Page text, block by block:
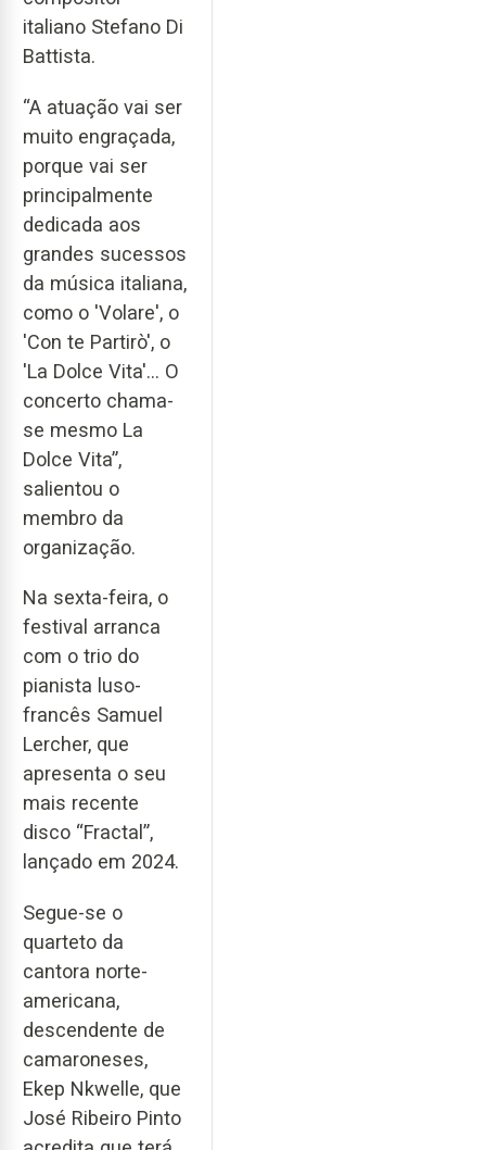
italiano Stefano Di
Battista.
“A atuação vai ser
muito engraçada,
porque vai ser
principalmente
dedicada aos
grandes sucessos
da música italiana,
como o 'Volare', o
'Con te Partirò', o
'La Dolce Vita'… O
concerto chama-
se mesmo La
Dolce Vita”,
salientou o
membro da
organização.
Na sexta-feira, o
festival arranca
com o trio do
pianista luso-
francês Samuel
Lercher, que
apresenta o seu
mais recente
disco “Fractal”,
lançado em 2024.
Segue-se o
quarteto da
cantora norte-
americana,
descendente de
camaroneses,
Ekep Nkwelle, que
José Ribeiro Pinto